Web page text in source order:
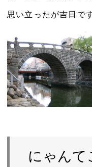
思い立ったが吉日で
にゃんて